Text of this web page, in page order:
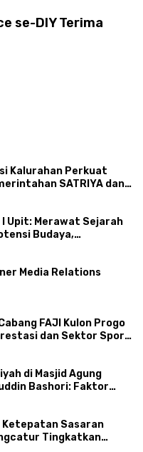
se-DIY Terima
Kalurahan Perkuat
SATRIYA dan
Upit: Merawat Sejarah
Budaya,
Media Relations
FAJI Kulon Progo
dan Sektor Sport
di Masjid Agung
Bashori: Faktor
Sasaran
Tingkatkan